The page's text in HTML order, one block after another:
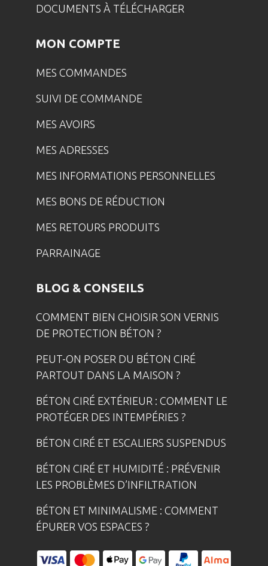
DOCUMENTS À TÉLÉCHARGER
MON COMPTE
MES COMMANDES
SUIVI DE COMMANDE
MES AVOIRS
MES ADRESSES
MES INFORMATIONS PERSONNELLES
MES BONS DE RÉDUCTION
MES RETOURS PRODUITS
PARRAINAGE
BLOG & CONSEILS
COMMENT BIEN CHOISIR SON VERNIS
DE PROTECTION BÉTON ?
PEUT-ON POSER DU BÉTON CIRÉ
PARTOUT DANS LA MAISON ?
BÉTON CIRÉ EXTÉRIEUR : COMMENT LE
PROTÉGER DES INTEMPÉRIES ?
BÉTON CIRÉ ET ESCALIERS SUSPENDUS
BÉTON CIRÉ ET HUMIDITÉ : PRÉVENIR
LES PROBLÈMES D’INFILTRATION
BÉTON ET MINIMALISME : COMMENT
ÉPURER VOS ESPACES ?